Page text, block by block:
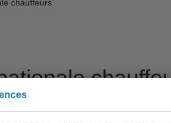
chauffeurs